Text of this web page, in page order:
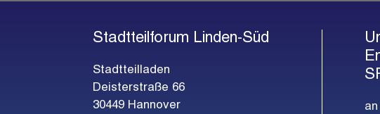
Stadtteilforum Linden-Süd
Stadtteilladen
Deisterstraße 66
30449 Hannover
an